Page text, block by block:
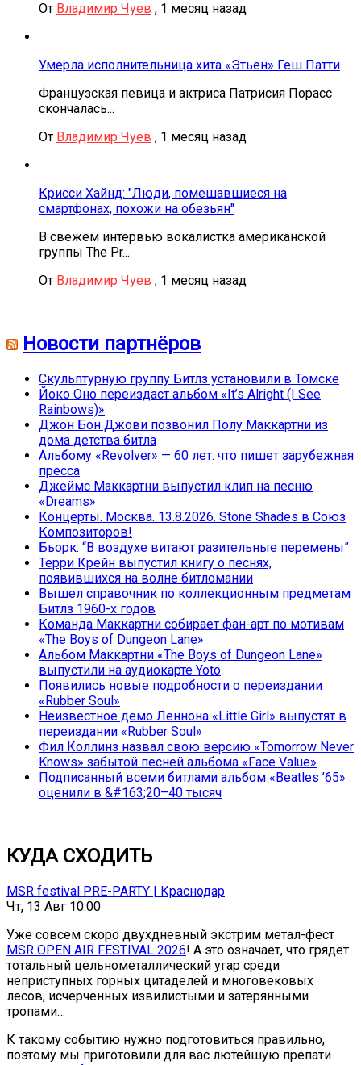
От Владимир Чуев , 1 месяц назад
Умерла исполнительница хита «Этьен» Геш Патти
Французская певица и актриса Патрисия Порасс
скончалась...
От Владимир Чуев , 1 месяц назад
Крисси Хайнд: "Люди, помешавшиеся на
смартфонах, похожи на обезьян"
В свежем интервью вокалистка американской
группы The Pr...
От Владимир Чуев , 1 месяц назад
Новости партнёров
Скульптурную группу Битлз установили в Томске
Йоко Оно переиздаст альбом «It’s Alright (I See
Rainbows)»
Джон Бон Джови позвонил Полу Маккартни из
дома детства битла
Альбому «Revolver» — 60 лет: что пишет зарубежная
пресса
Джеймс Маккартни выпустил клип на песню
«Dreams»
Концерты. Москва. 13.8.2026. Stone Shades в Союз
Композиторов!
Бьорк: “В воздухе витают разительные перемены”
Терри Крейн выпустил книгу о песнях,
появившихся на волне битломании
Вышел справочник по коллекционным предметам
Битлз 1960-х годов
Команда Маккартни собирает фан-арт по мотивам
«The Boys of Dungeon Lane»
Альбом Маккартни «The Boys of Dungeon Lane»
выпустили на аудиокарте Yoto
Появились новые подробности о переиздании
«Rubber Soul»
Неизвестное демо Леннона «Little Girl» выпустят в
переиздании «Rubber Soul»
Фил Коллинз назвал свою версию «Tomorrow Never
Knows» забытой песней альбома «Face Value»
Подписанный всеми битлами альбом «Beatles ’65»
оценили в &#163;20–40 тысяч
КУДА СХОДИТЬ
MSR festival PRE-PARTY | Краснодар
Чт, 13 Авг 10:00
Уже совсем скоро двухдневный экстрим метал-фест
MSR OPEN AIR FESTIVAL 2026! А это означает, что грядет
тотальный цельнометаллический угар среди
неприступных горных цитаделей и многовековых
лесов, исчерченных извилистыми и затерянными
тропами…
К такому событию нужно подготовиться правильно,
поэтому мы приготовили для вас лютейшую препати